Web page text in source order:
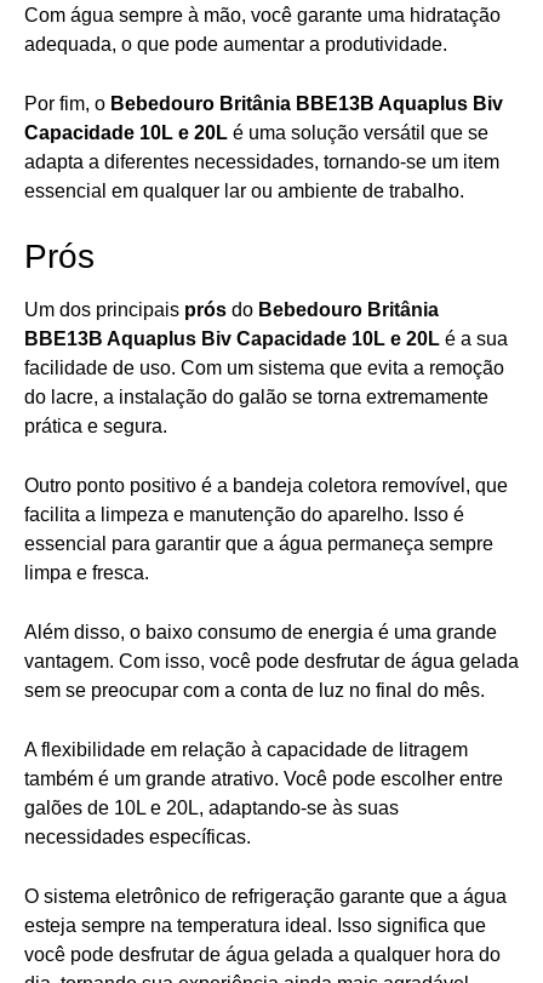
Com água sempre à mão, você garante uma hidratação
adequada, o que pode aumentar a produtividade.
Por fim, o Bebedouro Britânia BBE13B Aquaplus Biv
Capacidade 10L e 20L é uma solução versátil que se
adapta a diferentes necessidades, tornando-se um item
essencial em qualquer lar ou ambiente de trabalho.
Prós
Um dos principais prós do Bebedouro Britânia
BBE13B Aquaplus Biv Capacidade 10L e 20L é a sua
facilidade de uso. Com um sistema que evita a remoção
do lacre, a instalação do galão se torna extremamente
prática e segura.
Outro ponto positivo é a bandeja coletora removível, que
facilita a limpeza e manutenção do aparelho. Isso é
essencial para garantir que a água permaneça sempre
limpa e fresca.
Além disso, o baixo consumo de energia é uma grande
vantagem. Com isso, você pode desfrutar de água gelada
sem se preocupar com a conta de luz no final do mês.
A flexibilidade em relação à capacidade de litragem
também é um grande atrativo. Você pode escolher entre
galões de 10L e 20L, adaptando-se às suas
necessidades específicas.
O sistema eletrônico de refrigeração garante que a água
esteja sempre na temperatura ideal. Isso significa que
você pode desfrutar de água gelada a qualquer hora do